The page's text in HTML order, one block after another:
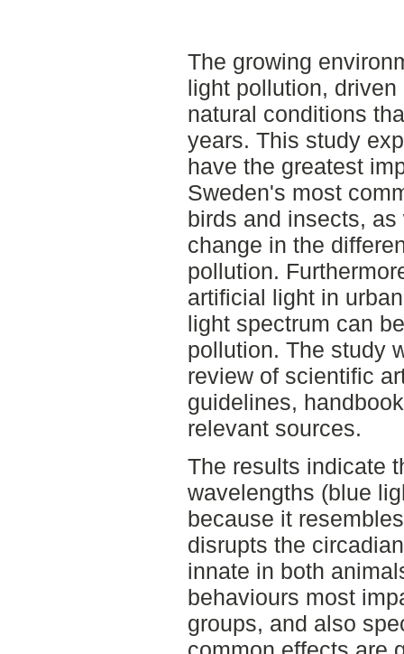
The growing
light pollution,
natural conditions
years. This study
have the greatest
Sweden's most
birds and insects,
change in the
pollution.
artificial light in
light spectrum can
pollution. The study
review of scientific
guidelines,
relevant sources.
The results indicate
wavelengths (blue
because it
disrupts the
innate in both
behaviours most
groups, and also